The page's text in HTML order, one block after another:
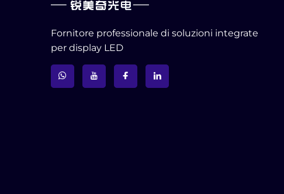
Fornitore professionale di soluzioni integrate
per display LED